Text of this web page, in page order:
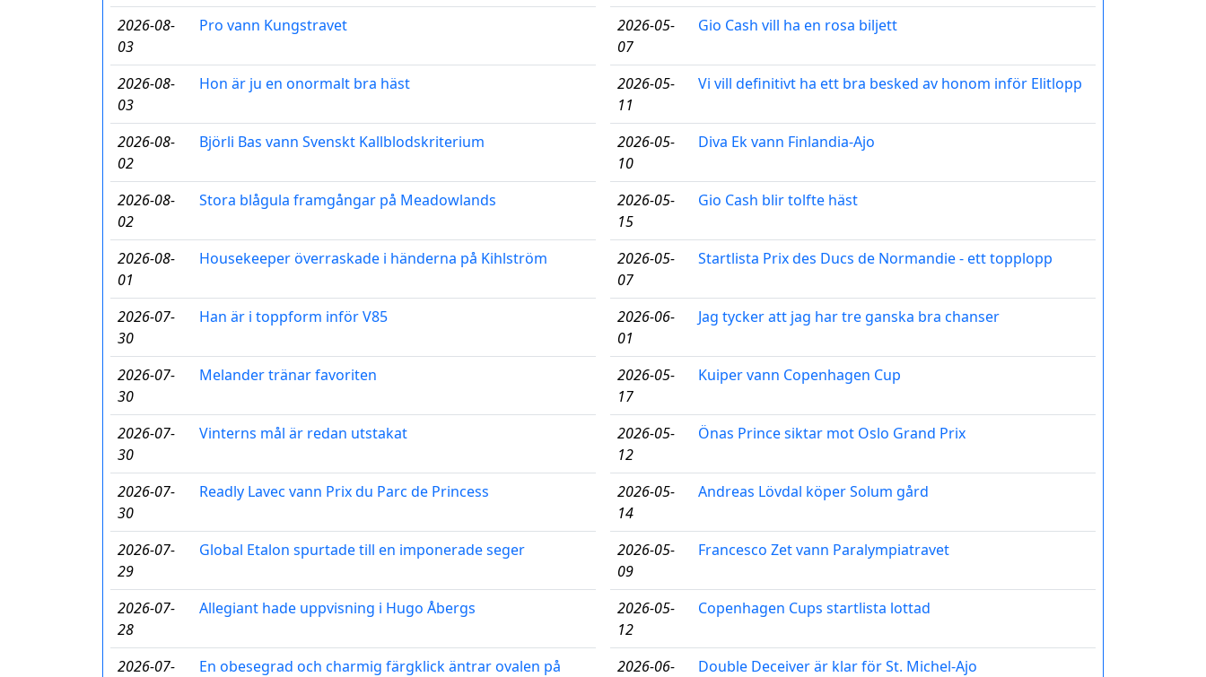
2026-08-
03
Pro vann Kungstravet
2026-08-
03
Hon är ju en onormalt bra häst
2026-08-
02
Björli Bas vann Svenskt Kallblodskriterium
2026-08-
02
Stora blågula framgångar på Meadowlands
2026-08-
01
Housekeeper överraskade i händerna på Kihlström
2026-07-
30
Han är i toppform inför V85
2026-07-
30
Melander tränar favoriten
2026-07-
30
Vinterns mål är redan utstakat
2026-07-
30
Readly Lavec vann Prix du Parc de Princess
2026-07-
29
Global Etalon spurtade till en imponerade seger
2026-07-
28
Allegiant hade uppvisning i Hugo Åbergs
2026-07-
En obesegrad och charmig färgklick äntrar ovalen på
2026-05-
07
Gio Cash vill ha en rosa biljett
2026-05-
11
Vi vill definitivt ha ett bra besked av honom inför Elitlopp
2026-05-
10
Diva Ek vann Finlandia-Ajo
2026-05-
15
Gio Cash blir tolfte häst
2026-05-
07
Startlista Prix des Ducs de Normandie - ett topplopp
2026-06-
01
Jag tycker att jag har tre ganska bra chanser
2026-05-
17
Kuiper vann Copenhagen Cup
2026-05-
12
Önas Prince siktar mot Oslo Grand Prix
2026-05-
14
Andreas Lövdal köper Solum gård
2026-05-
09
Francesco Zet vann Paralympiatravet
2026-05-
12
Copenhagen Cups startlista lottad
2026-06-
Double Deceiver är klar för St. Michel-Ajo